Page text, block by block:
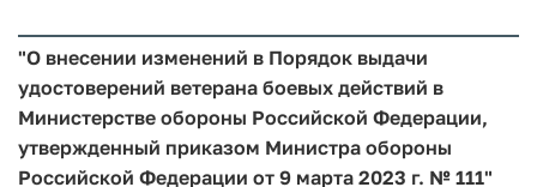
"О внесении изменений в Порядок выдачи
удостоверений ветерана боевых действий в
Министерстве обороны Российской Федерации,
утвержденный приказом Министра обороны
Российской Федерации от 9 марта 2023 г. № 111"